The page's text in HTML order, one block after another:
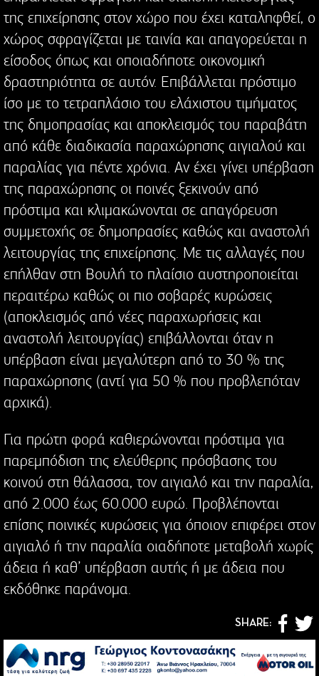
της επιχείρησης στον χώρο που έχει καταληφθεί, ο
χώρος σφραγίζεται με ταινία και απαγορεύεται η
είσοδος όπως και οποιαδήποτε οικονομική
δραστηριότητα σε αυτόν. Επιβάλλεται πρόστιμο
ίσο με το τετραπλάσιο του ελάχιστου τιμήματος
της δημοπρασίας και αποκλεισμός του παραβάτη
από κάθε διαδικασία παραχώρησης αιγιαλού και
παραλίας για πέντε χρόνια. Αν έχει γίνει υπέρβαση
της παραχώρησης οι ποινές ξεκινούν από
πρόστιμα και κλιμακώνονται σε απαγόρευση
συμμετοχής σε δημοπρασίες καθώς και αναστολή
λειτουργίας της επιχείρησης. Με τις αλλαγές που
επήλθαν στη Βουλή το πλαίσιο αυστηροποιείται
περαιτέρω καθώς οι πιο σοβαρές κυρώσεις
(αποκλεισμός από νέες παραχωρήσεις και
αναστολή λειτουργίας) επιβάλλονται όταν η
υπέρβαση είναι μεγαλύτερη από το 30 % της
παραχώρησης (αντί για 50 % που προβλεπόταν
αρχικά).
Για πρώτη φορά καθιερώνονται πρόστιμα για
παρεμπόδιση της ελεύθερης πρόσβασης του
κοινού στη θάλασσα, τον αιγιαλό και την παραλία,
από 2.000 έως 60.000 ευρώ. Προβλέπονται
επίσης ποινικές κυρώσεις για όποιον επιφέρει στον
αιγιαλό ή την παραλία οιαδήποτε μεταβολή χωρίς
άδεια ή καθ’ υπέρβαση αυτής ή με άδεια που
εκδόθηκε παράνομα.
SHARE: